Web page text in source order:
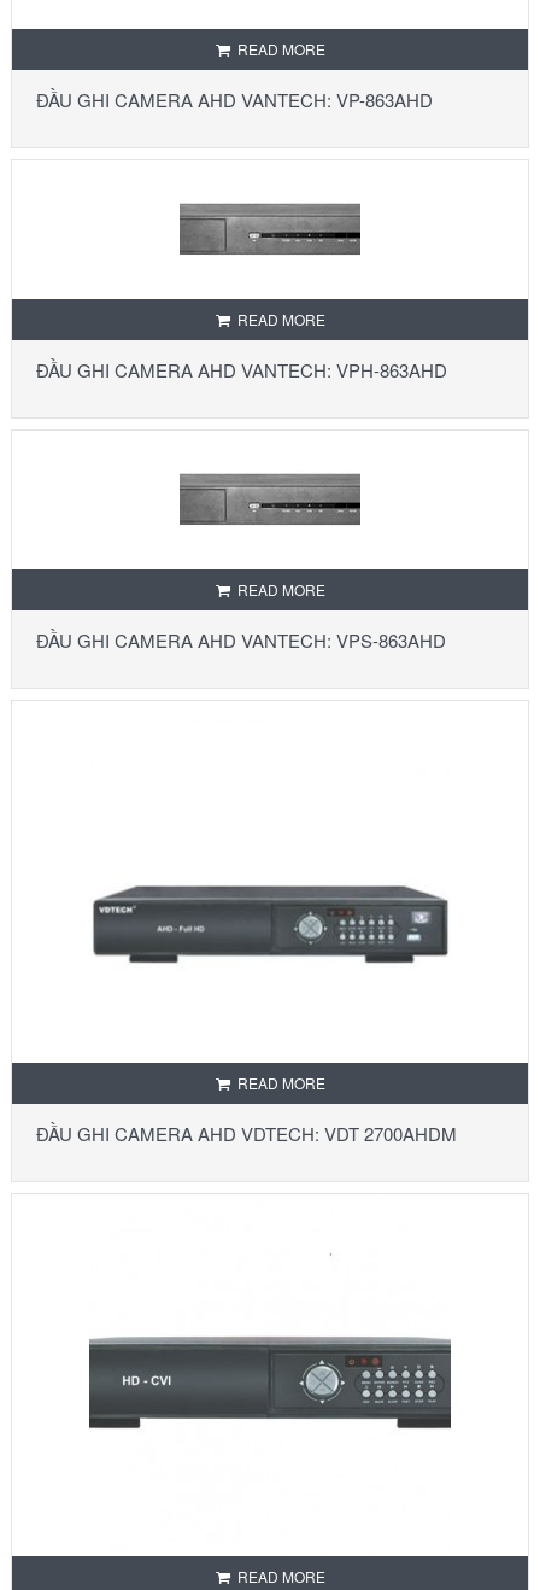
READ MORE
ĐẦU GHI CAMERA AHD VANTECH: VP-863AHD
READ MORE
ĐẦU GHI CAMERA AHD VANTECH: VPH-863AHD
READ MORE
ĐẦU GHI CAMERA AHD VANTECH: VPS-863AHD
READ MORE
ĐẦU GHI CAMERA AHD VDTECH: VDT 2700AHDM
READ MORE